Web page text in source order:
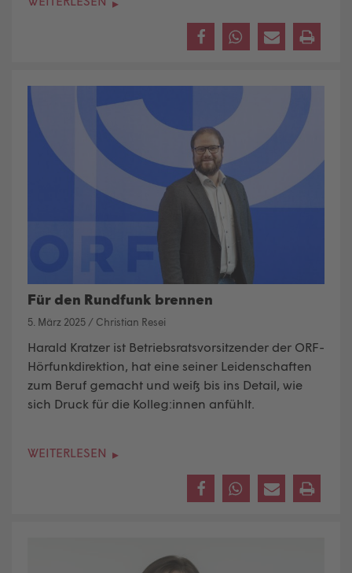
Für den Rundfunk brennen
5. März 2025 / Christian Resei
Harald Kratzer ist Betriebsratsvorsitzender der ORF-
Hörfunkdirektion, hat eine seiner Leidenschaften
zum Beruf gemacht und weiß bis ins Detail, wie
sich Druck für die Kolleg:innen anfühlt.
WEITERLESEN